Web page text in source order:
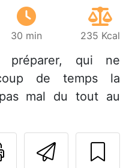
30 min 235 Kcal
qui ne
de temps la
mal du tout au
Imprimer
une